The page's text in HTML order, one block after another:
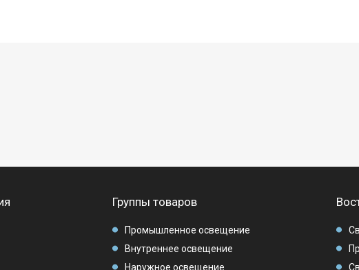
Группы товаров
Промышленное освещение
Внутреннее освещение
Наружное освещение